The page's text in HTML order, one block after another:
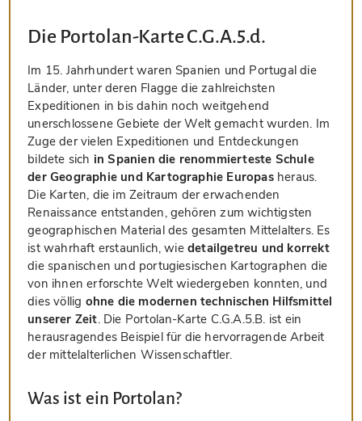
Die Portolan-Karte C.G.A.5.d.
Im 15. Jahrhundert waren Spanien und Portugal die
Länder, unter deren Flagge die zahlreichsten
Expeditionen in bis dahin noch weitgehend
unerschlossene Gebiete der Welt gemacht wurden. Im
Zuge der vielen Expeditionen und Entdeckungen
bildete sich in Spanien die renommierteste Schule
der Geographie und Kartographie Europasheraus.
Die Karten, die im Zeitraum der erwachenden
Renaissance entstanden, gehören zum wichtigsten
geographischen Material des gesamten Mittelalters. Es
ist wahrhaft erstaunlich, wiedetailgetreu und korrekt
die spanischen und portugiesischen Kartographen die
von ihnen erforschte Welt wiedergeben konnten, und
dies völlig ohne die modernen technischen Hilfsmittel
unserer Zeit. Die Portolan-Karte C.G.A.5.B. ist ein
herausragendes Beispiel für die hervorragende Arbeit
der mittelalterlichen Wissenschaftler.
Was ist ein Portolan?